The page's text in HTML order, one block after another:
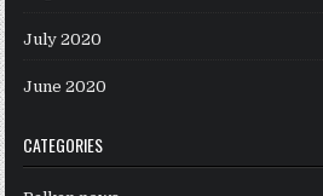
July 2020
June 2020
CATEGORIES